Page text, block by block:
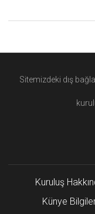
Sitemizdeki dış
Kuruluş
Künye